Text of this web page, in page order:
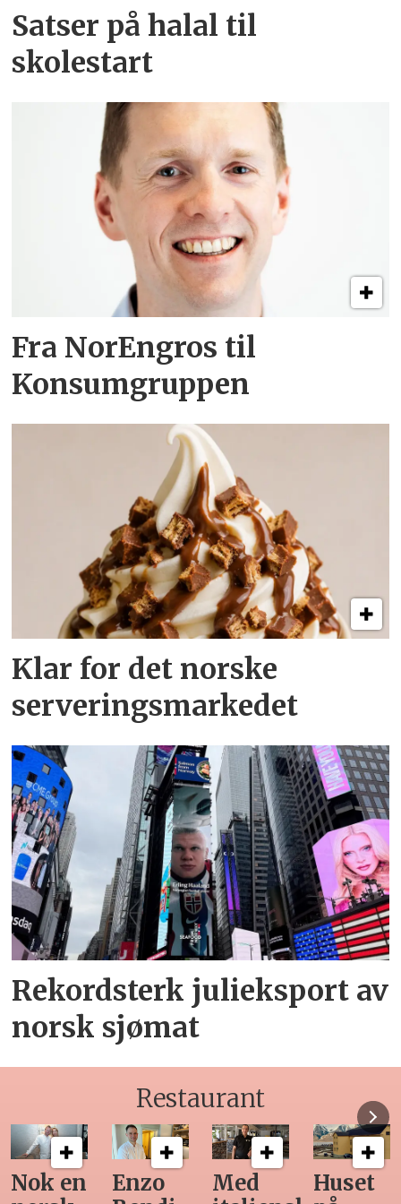
Satser på halal til
skolestart
Fra NorEngros til
Konsumgruppen
Klar for det norske
serveringsmarkedet
Rekordsterk julieksport av
norsk sjømat
Restaurant
Med
Huset
Ny
Siste